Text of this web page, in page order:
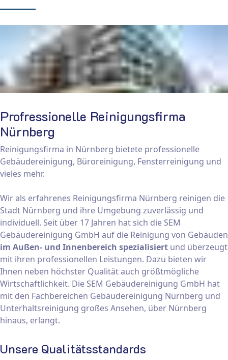
Profressionelle Reinigungsfirma
Nürnberg
Reinigungsfirma in Nürnberg bietete professionelle
Gebäudereinigung, Büroreinigung, Fensterreinigung und
vieles mehr.
Wir als erfahrenes Reinigungsfirma Nürnberg reinigen die
Stadt Nürnberg und ihre Umgebung zuverlässig und
individuell. Seit über 17 Jahren hat sich die SEM
Gebäudereinigung GmbH auf die Reinigung von Gebäuden
im Außen- und Innenbereich spezialisiert und überzeugt
mit ihren professionellen Leistungen. Dazu bieten wir
Ihnen neben höchster Qualität auch größtmögliche
Wirtschaftlichkeit. Die SEM Gebäudereinigung GmbH hat
mit den Fachbereichen Gebäudereinigung Nürnberg und
Unterhaltsreinigung großes Ansehen, über Nürnberg
hinaus, erlangt.
Unsere Qualitätsstandards